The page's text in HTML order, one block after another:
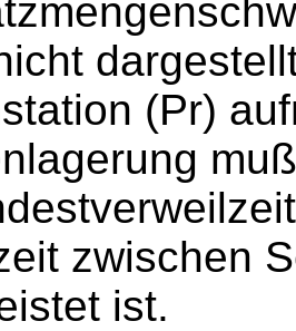
(Pr)
zwischen
ist.